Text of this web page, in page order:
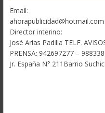
Email:
Director interino:
José Arias Padilla TELF.
PRENSA: 942697277 –
Jr. España N° 211Barrio